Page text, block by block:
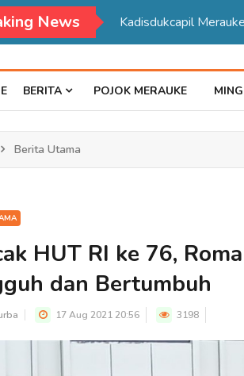
News Kadisdukcapil
BERITA POJOK MERAUKE
Berita Utama
HUT RI ke 76,
dan Bertumbuh
17 Aug 2021 20:56 3198